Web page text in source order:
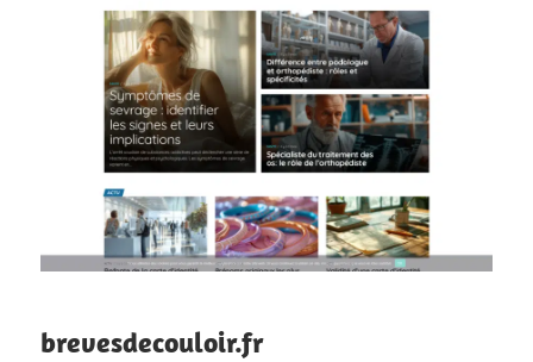
brevesdecouloir.fr